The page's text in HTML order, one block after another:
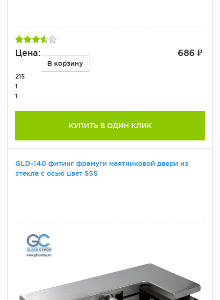
Цена: 686 ₽
В корзину
215
1
1
КУПИТЬ В ОДИН КЛИК
GLD-140 фитинг фрамуги маятниковой двери из
стекла с осью цвет SSS